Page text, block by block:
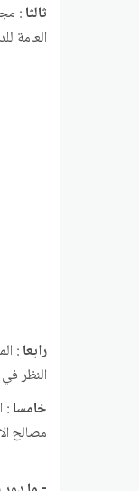
ثالثا:
العامة
رابعا
النظر
خامسا:
مصالح